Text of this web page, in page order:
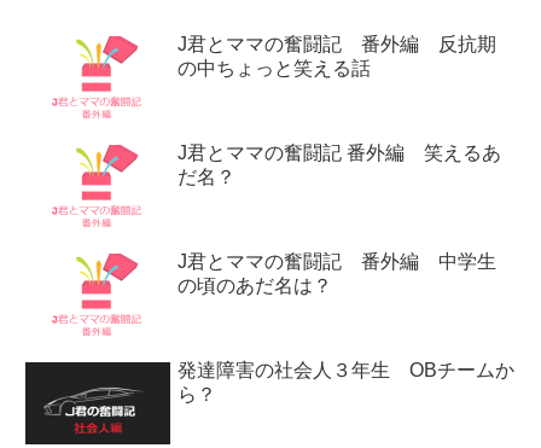
J君とママの奮闘記 番外編 反抗期
の中ちょっと笑える話
J君とママの奮闘記 番外編 笑えるあ
だ名？
J君とママの奮闘記 番外編 中学生
の頃のあだ名は？
発達障害の社会人３年生 OBチームか
ら？